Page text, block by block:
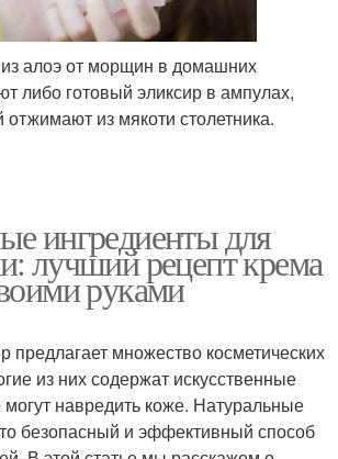
алоэ от морщин в домашних
либо готовый эликсир в ампулах,
отжимают из мякоти столетника.
ингредиенты для
лучший рецепт крема
руками
множество косметических
из них содержат искусственные
навредить коже. Натуральные
безопасный и эффективный способ